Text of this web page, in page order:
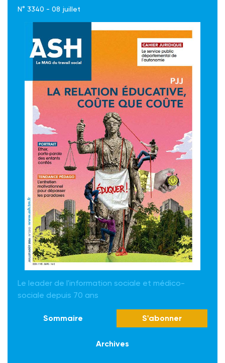
N° 3340 - 08 juillet
Le leader de l'information sociale et médico-
sociale depuis 70 ans
Sommaire S'abonner
Archives